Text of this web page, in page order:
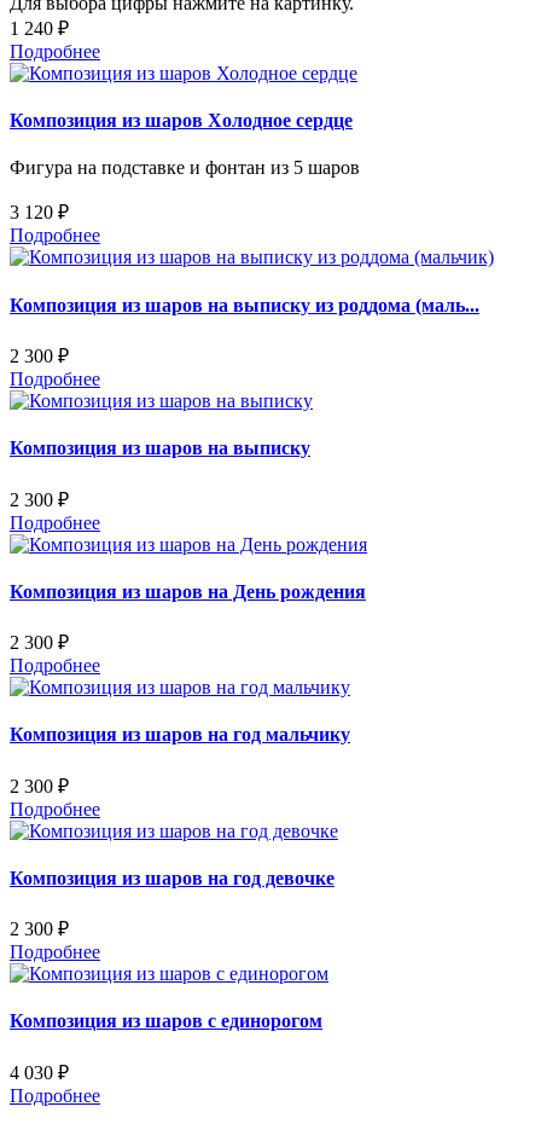
1 240 ₽
Подробнее
Композиция из шаров Холодное сердце
Фигура на подставке и фонтан из 5 шаров
3 120 ₽
Подробнее
Композиция из шаров на выписку из роддома (маль...
2 300 ₽
Подробнее
Композиция из шаров на выписку
2 300 ₽
Подробнее
Композиция из шаров на День рождения
2 300 ₽
Подробнее
Композиция из шаров на год мальчику
2 300 ₽
Подробнее
Композиция из шаров на год девочке
2 300 ₽
Подробнее
Композиция из шаров с единорогом
4 030 ₽
Подробнее